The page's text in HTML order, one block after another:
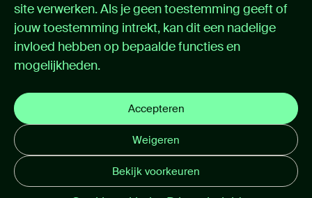
site verwerken. Als je geen toestemming geeft of
jouw toestemming intrekt, kan dit een nadelige
invloed hebben op bepaalde functies en
mogelijkheden.
Accepteren
Weigeren
Bekijk voorkeuren
Support
Support portal
Handleidingen
Privacybeleid
Cookie instellingen
E-mail disclaimer
Algemene voorwaarden